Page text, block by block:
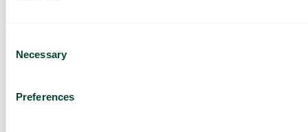
Selection
Necessary
Preferences